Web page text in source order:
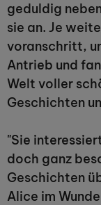
geduldig
sie an. Je
voranschritt,
Antrieb und
Welt voller
Geschichten
"Sie
doch ganz
Geschichten
Alice im